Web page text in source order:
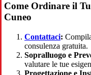
Come Ordinare il
Cuneo
Contattaci:
consulenza gratuita.
Sopralluogo e
valutare le tue
Progettazione e